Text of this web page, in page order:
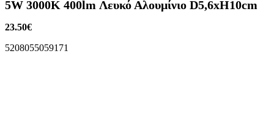
5W 3000K 400lm Λευκό Αλουμίνιο D5,6xH10cm
23.50€
5208055059171